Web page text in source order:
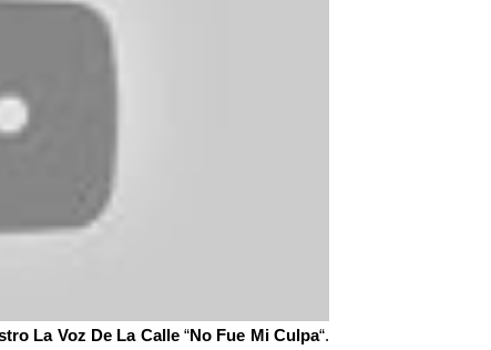
La Voz De La Calle“No Fue Mi Culpa“.